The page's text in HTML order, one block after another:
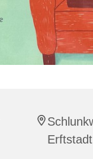
Erftstadt